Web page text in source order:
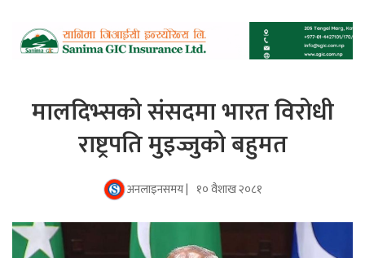
मालदिभ्सको संसदमा भारत विरोधी
राष्ट्रपति मुइज्जुको बहुमत
अनलाइनसमय | १० वैशाख २०८१